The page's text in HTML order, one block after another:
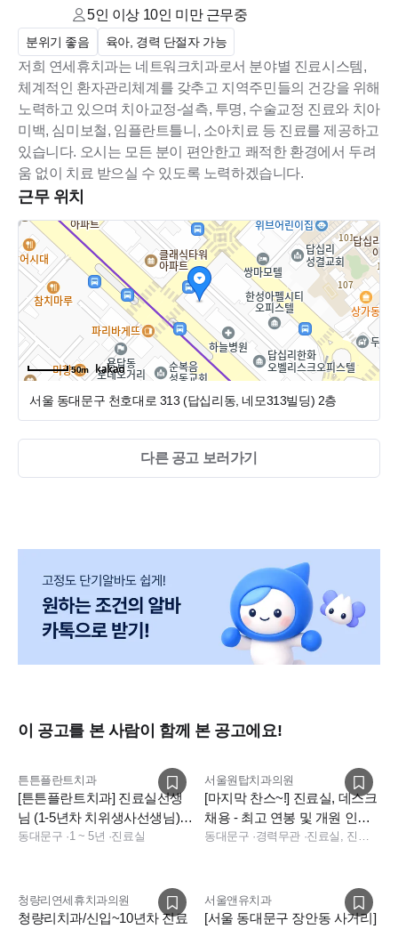
5인 이상 10인 미만근무중
분위기 좋음 육아, 경력 단절자 가능
저희 연세휴치과는 네트워크치과로서 분야별 진료시스템,
체계적인 환자관리체계를 갖추고 지역주민들의 건강을 위해
노력하고 있으며 치아교정-설측, 투명, 수술교정 진료와 치아
미백, 심미보철, 임플란트틀니, 소아치료 등 진료를 제공하고
있습니다. 오시는 모든 분이 편안한고 쾌적한 환경에서 두려
근무 위치
50m
서울 동대문구 천호대로 313 (답십리동, 네모313빌딩) 2층
다른 공고 보러가기
이 공고를 본 사람이 함께 본 공고에요!
튼튼플란트치과
[튼튼플란트치과] 진료실선생
님 (1-5년차 치위생사선생님)구
인합니다.
동대문구 ·1 ~ 5년 ·진료실
서울원탑치과의원
[마지막 찬스~!] 진료실, 데스크
채용 - 최고 연봉 및 개원 인센
티브 최대 100만원!
동대문구 ·경력무관 · 진료실, 진료팀장, 데스크, 보험청구, 상담, 실장, 데스크, 보험청구, 데스크, 상담, 전화응대(CS), 보험청구, 실장
청량리연세휴치과의원
청량리치과/신입~10년차 진료
서울앤유치과
[서울 동대문구 장안동 사거리]